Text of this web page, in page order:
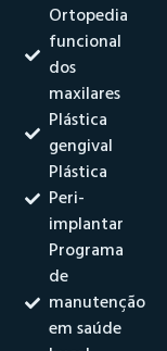
Ortopedia
funcional
dos
maxilares
Plástica
gengival
Plástica
Peri-
implantar
Programa
de
manutenção
em saúde